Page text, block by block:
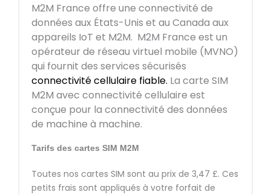
M2M France offre une connectivité de
données aux États-Unis et au Canada aux
appareils IoT et M2M. M2M France est un
opérateur de réseau virtuel mobile (MVNO)
qui fournit des services sécurisés
connectivité cellulaire fiable. La carte SIM
M2M avec connectivité cellulaire est
conçue pour la connectivité des données
de machine à machine.
Tarifs des cartes SIM M2M
Toutes nos cartes SIM sont au prix de 3,47 £. Ces
petits frais sont appliqués à votre forfait de